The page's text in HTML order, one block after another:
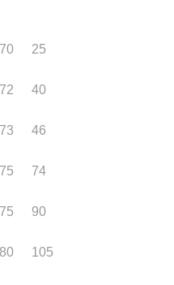
25
40
46
74
90
105